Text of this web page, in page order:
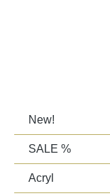
New!
SALE %
Acryl